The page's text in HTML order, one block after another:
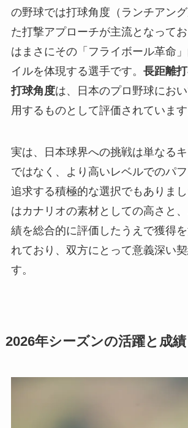
の野球では打球角度（ランチアン
た打撃アプローチが主流となって
はまさにその「フライボール革命
イルを体現する選手です。 長距離
打球角度は、日本のプロ野球にお
用するものとして評価されています
実は、日本球界への挑戦は単なる
ではなく、より高いレベルでのパ
追求する積極的な選択でもありま
はカナリオの素材としての高さと
績を総合的に評価したうえで獲得
れており、双方にとって意義深い
す。
2026年シーズンの活躍と成績